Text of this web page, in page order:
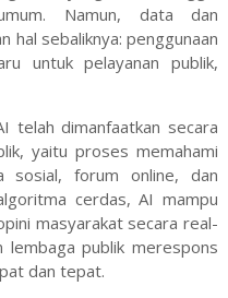
Namun, data dan
hal sebaliknya: penggunaan
untuk pelayanan publik,
telah dimanfaatkan secara
yaitu proses memahami
sosial, forum online, dan
cerdas, AI mampu
masyarakat secara real-
publik merespons
dan tepat.